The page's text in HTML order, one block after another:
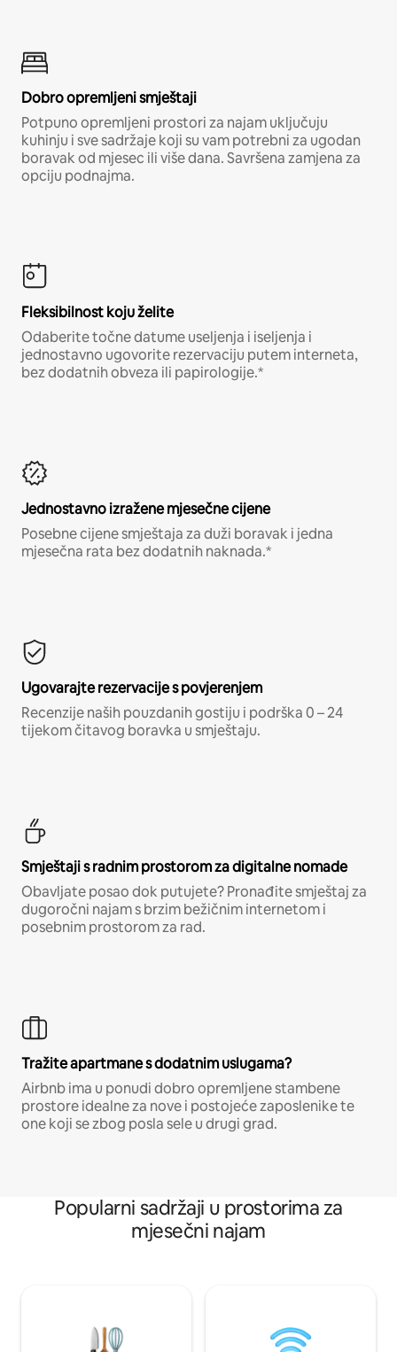
Dobro opremljeni smještaji
Potpuno opremljeni prostori za najam uključuju
kuhinju i sve sadržaje koji su vam potrebni za ugodan
boravak od mjesec ili više dana. Savršena zamjena za
opciju podnajma.
Fleksibilnost koju želite
Odaberite točne datume useljenja i iseljenja i
jednostavno ugovorite rezervaciju putem interneta,
bez dodatnih obveza ili papirologije.*
Jednostavno izražene mjesečne cijene
Posebne cijene smještaja za duži boravak i jedna
mjesečna rata bez dodatnih naknada.*
Ugovarajte rezervacije s povjerenjem
Recenzije naših pouzdanih gostiju i podrška 0 – 24
tijekom čitavog boravka u smještaju.
Smještaji s radnim prostorom za digitalne nomade
Obavljate posao dok putujete? Pronađite smještaj za
dugoročni najam s brzim bežičnim internetom i
posebnim prostorom za rad.
Tražite apartmane s dodatnim uslugama?
Airbnb ima u ponudi dobro opremljene stambene
prostore idealne za nove i postojeće zaposlenike te
one koji se zbog posla sele u drugi grad.
Popularni sadržaji u prostorima za
mjesečni najam